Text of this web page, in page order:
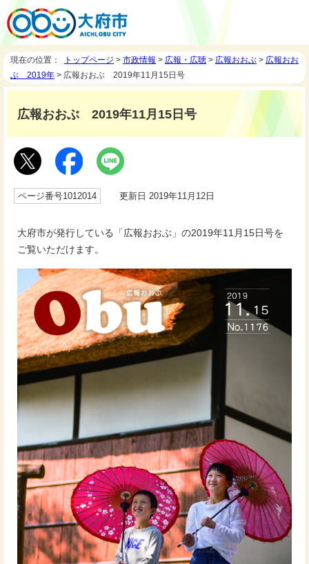
現在の位置： トップページ > 市政情報 > 広報・広聴 > 広報おおぶ > 広報おお
ぶ 2019年 > 広報おおぶ 2019年11月15日号
広報おおぶ 2019年11月15日号
ページ番号1012014 更新日 2019年11月12日
大府市が発行している「広報おおぶ」の2019年11月15日号を
ご覧いただけます。